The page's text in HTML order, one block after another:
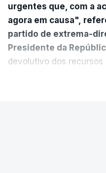
urgentes que, com a
agora em causa",
partido de extrema-
Presidente da
devolutivo dos